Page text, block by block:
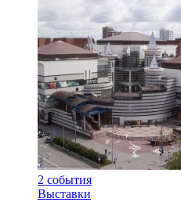
2 события
Выставки